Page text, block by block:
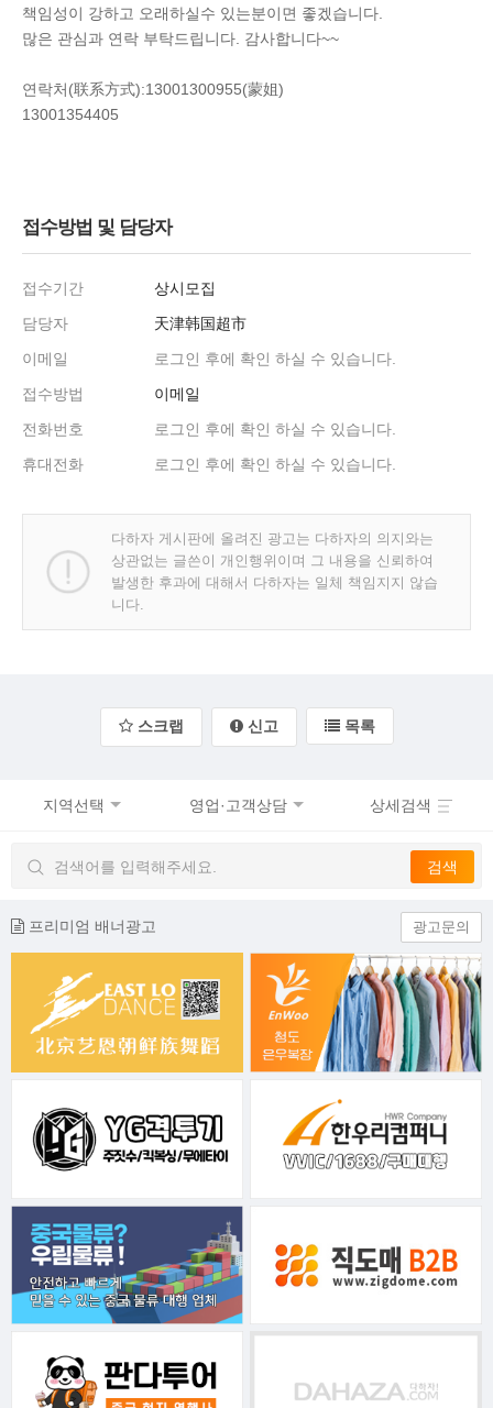
책임성이 강하고 오래하실수 있는분이면 좋겠습니다.
많은 관심과 연락 부탁드립니다. 감사합니다~~
연락처(联系方式):13001300955(蒙姐)
13001354405
접수방법 및 담당자
접수기간
상시모집
담당자
天津韩国超市
이메일
로그인 후에 확인 하실 수 있습니다.
접수방법
이메일
전화번호
로그인 후에 확인 하실 수 있습니다.
휴대전화
로그인 후에 확인 하실 수 있습니다.
다하자 게시판에 올려진 광고는 다하자의 의지와는
상관없는 글쓴이 개인행위이며 그 내용을 신뢰하여
발생한 후과에 대해서 다하자는 일체 책임지지 않습
니다.
스크랩 신고 목록
지역선택 영업·고객상담 상세검색
프리미엄 배너광고 광고문의